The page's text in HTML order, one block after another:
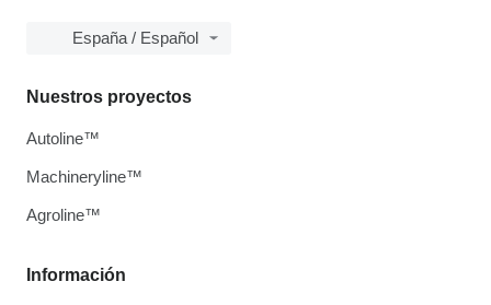
España / Español
Información
Nuestros proyectos
Autoline™
Machineryline™
Agroline™